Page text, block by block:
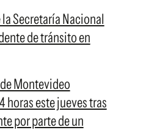
Secretaría Nacional
de tránsito en
Montevideo
horas este jueves tras
por parte de un